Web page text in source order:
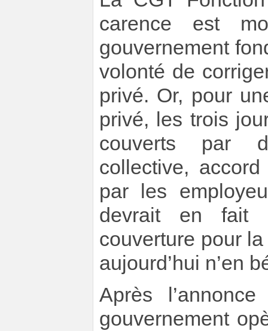
carence est
gouvernement
volonté de
privé. Or, pour
privé, les trois
couverts par
collective,
par les
devrait en fait
couverture pour
aujourd’hui n’en
Après
gouvernement